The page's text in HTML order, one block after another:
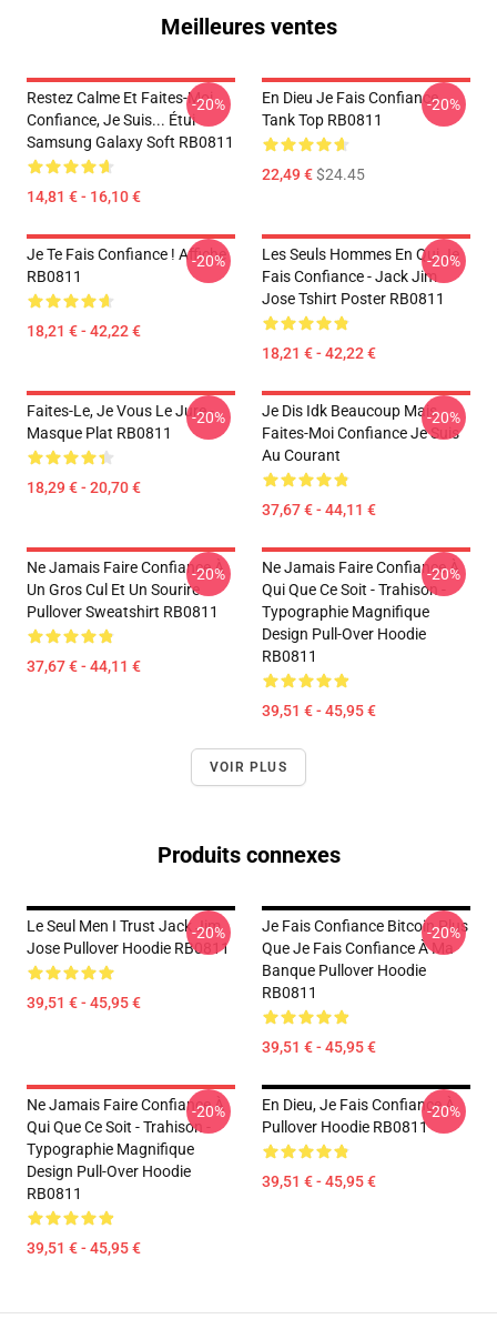
Meilleures ventes
Restez Calme Et Faites-Moi
Confiance, Je Suis... Étui
Samsung Galaxy Soft RB0811
14,81 € - 16,10 €
-20%
En Dieu Je Fais Confiance
Tank Top RB0811
22,49 €$24.45
-20%
Je Te Fais Confiance ! Affiche
RB0811
18,21 € - 42,22 €
-20%
Les Seuls Hommes En Qui Je
Fais Confiance - Jack Jim
Jose Tshirt Poster RB0811
18,21 € - 42,22 €
-20%
Faites-Le, Je Vous Le Jure -
Masque Plat RB0811
18,29 € - 20,70 €
-20%
Je Dis Idk Beaucoup Mais
Faites-Moi Confiance Je Suis
Au Courant
37,67 € - 44,11 €
-20%
Ne Jamais Faire Confiance À
Un Gros Cul Et Un Sourire
Pullover Sweatshirt RB0811
37,67 € - 44,11 €
-20%
Ne Jamais Faire Confiance À
Qui Que Ce Soit - Trahison -
Typographie Magnifique
Design Pull-Over Hoodie
RB0811
39,51 € - 45,95 €
-20%
VOIR PLUS
Produits connexes
Le Seul Men I Trust Jack Jim
Jose Pullover Hoodie RB0811
39,51 € - 45,95 €
-20%
Je Fais Confiance Bitcoin Plus
Que Je Fais Confiance À Ma
Banque Pullover Hoodie
RB0811
39,51 € - 45,95 €
-20%
Ne Jamais Faire Confiance À
Qui Que Ce Soit - Trahison -
Typographie Magnifique
Design Pull-Over Hoodie
RB0811
39,51 € - 45,95 €
-20%
En Dieu, Je Fais Confiance À
Pullover Hoodie RB0811
39,51 € - 45,95 €
-20%